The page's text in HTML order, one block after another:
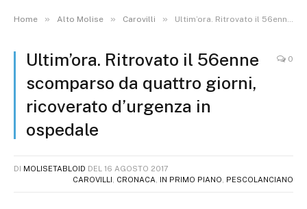
Home » Alto Molise » Carovilli » Ultim’ora. Ritrovato il 56enne scomparso da quattro giorni, ricoverato d’urgenza in ospedale
Ultim’ora. Ritrovato il 56enne
scomparso da quattro giorni,
ricoverato d’urgenza in
ospedale
0
DI MOLISETABLOID DEL 16 AGOSTO 2017
CAROVILLI
CRONACA IN PRIMO PIANO PESCOLANCIANO